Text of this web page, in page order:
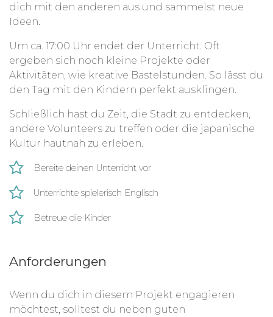
dich mit den anderen aus und sammelst neue
Ideen.
Um ca. 17:00 Uhr endet der Unterricht. Oft
ergeben sich noch kleine Projekte oder
Aktivitäten, wie kreative Bastelstunden. So lässt du
den Tag mit den Kindern perfekt ausklingen.
Schließlich hast du Zeit, die Stadt zu entdecken,
andere Volunteers zu treffen oder die japanische
Kultur hautnah zu erleben.
Bereite deinen Unterricht vor
Unterrichte spielerisch Englisch
Betreue die Kinder
Anforderungen
Wenn du dich in diesem Projekt engagieren
möchtest, solltest du neben guten